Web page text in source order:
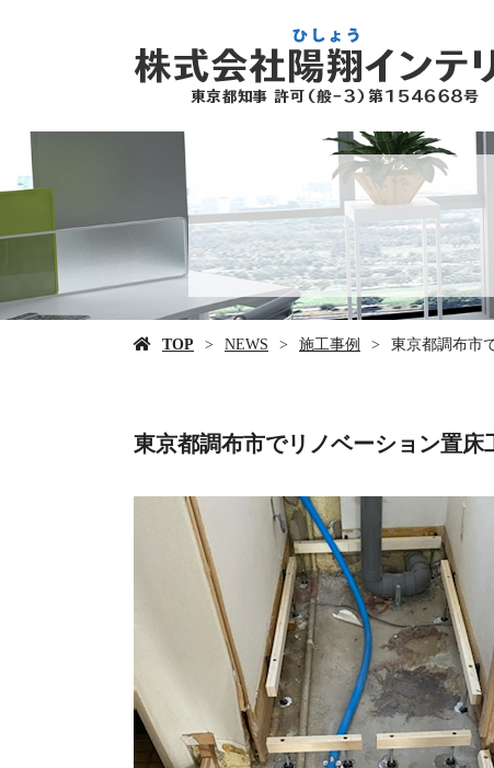
TOP NEWS 施工事例 東京都調布市
東京都調布市でリノベーション置床